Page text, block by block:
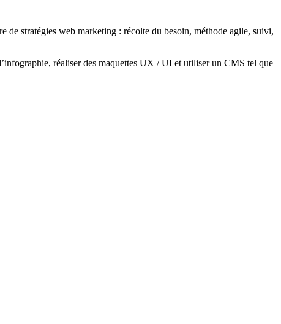
de stratégies web marketing : récolte du besoin, méthode agile, suivi,
réaliser des maquettes UX / UI et utiliser un CMS tel que